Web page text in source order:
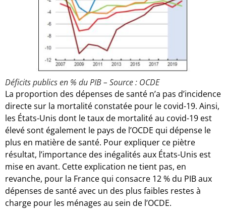
Déficits publics en % du PIB – Source : OCDE
La proportion des dépenses de santé n’a pas d’incidence
directe sur la mortalité constatée pour le covid-19. Ainsi,
les États-Unis dont le taux de mortalité au covid-19 est
élevé sont également le pays de l’OCDE qui dépense le
plus en matière de santé. Pour expliquer ce piètre
résultat, l’importance des inégalités aux États-Unis est
mise en avant. Cette explication ne tient pas, en
revanche, pour la France qui consacre 12 % du PIB aux
dépenses de santé avec un des plus faibles restes à
charge pour les ménages au sein de l’OCDE.